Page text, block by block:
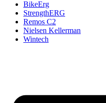
BikeErg
StrengthERG
Remos C2
Nielsen Kellerman
Wintech